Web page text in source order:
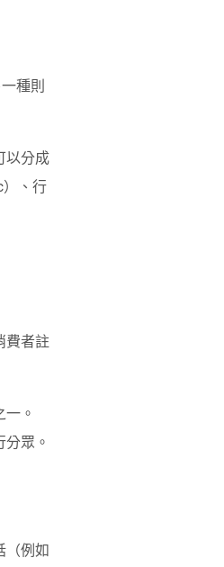
種則
以分成
、行
費者註
。
眾。
（例如